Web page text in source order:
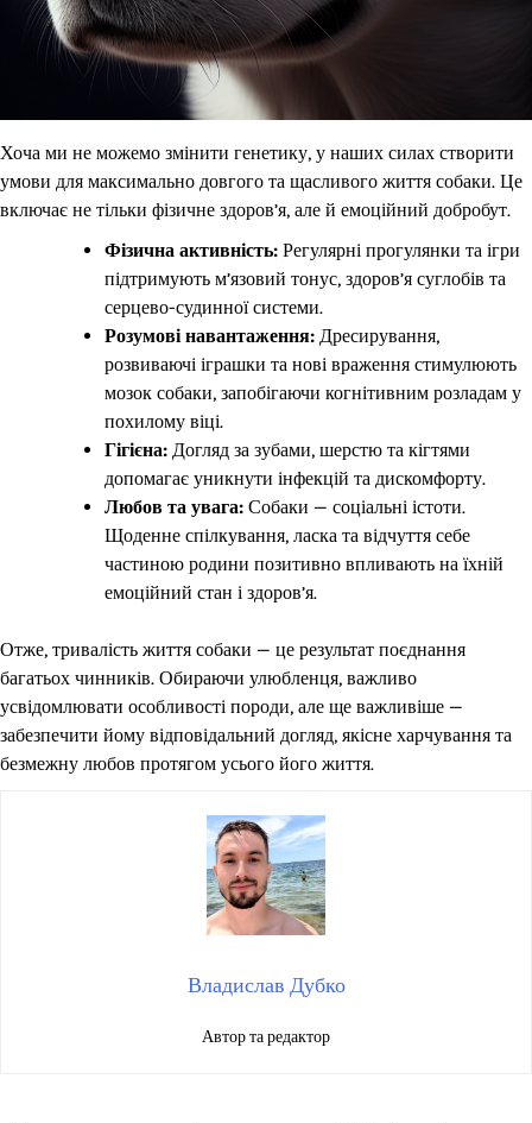
Хоча ми не можемо змінити генетику, у наших силах створити
умови для максимально довгого та щасливого життя собаки. Це
включає не тільки фізичне здоров’я, але й емоційний добробут.
Фізична активність: Регулярні прогулянки та ігри
підтримують м’язовий тонус, здоров’я суглобів та
серцево-судинної системи.
Розумові навантаження: Дресирування,
розвиваючі іграшки та нові враження стимулюють
мозок собаки, запобігаючи когнітивним розладам у
похилому віці.
Гігієна: Догляд за зубами, шерстю та кігтями
допомагає уникнути інфекцій та дискомфорту.
Любов та увага: Собаки — соціальні істоти.
Щоденне спілкування, ласка та відчуття себе
частиною родини позитивно впливають на їхній
емоційний стан і здоров’я.
Отже, тривалість життя собаки — це результат поєднання
багатьох чинників. Обираючи улюбленця, важливо
усвідомлювати особливості породи, але ще важливіше —
забезпечити йому відповідальний догляд, якісне харчування та
безмежну любов протягом усього його життя.
Владислав Дубко
Автор та редактор